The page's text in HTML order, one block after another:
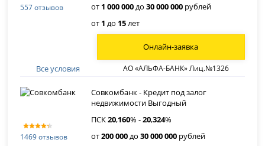
557 отзывов
от 1 000 000до30 000 000 рублей
от 1 до 15лет
Все условия АО «АЛЬФА-БАНК» Лиц.№1326
Онлайн-заявка
1469 отзывов
Совкомбанк - Кредит под залог
недвижимости Выгодный
ПСК20,160% -20,324%
от200 000до30 000 000 рублей